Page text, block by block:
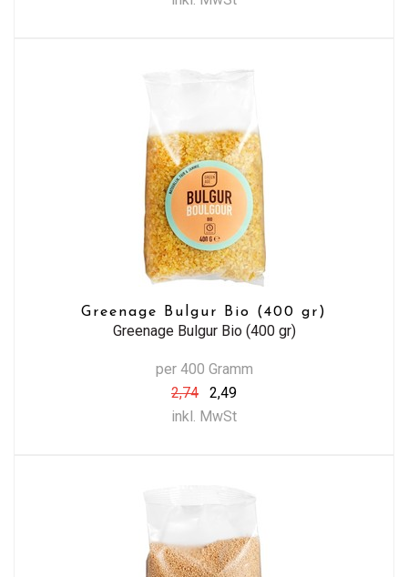
Greenage Bulgur Bio (400 gr)
Greenage Bulgur Bio (400 gr)
per 400 Gramm
2,74
2,49
inkl. MwSt